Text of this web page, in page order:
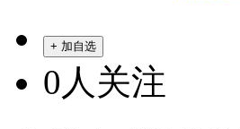
+ 加自选
0 人关注